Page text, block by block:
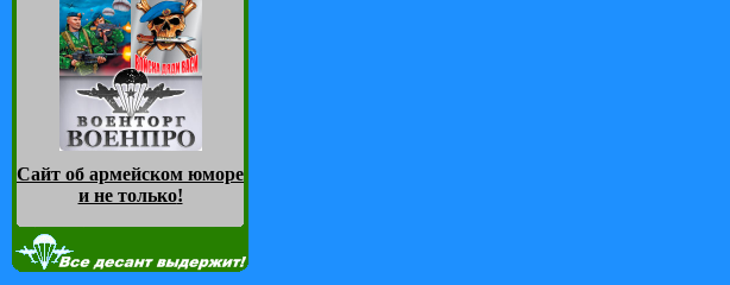
Сайт об армейском юморе
и не только!